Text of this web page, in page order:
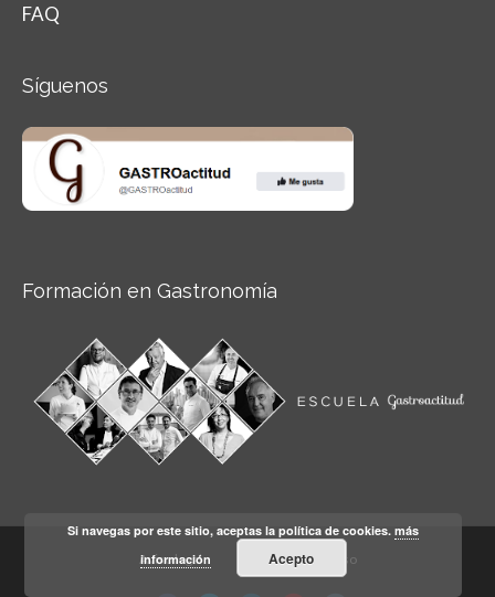
FAQ
Síguenos
Formación en Gastronomía
Aviso legal Condiciones de Uso
Si navegas por este sitio, aceptas la política de cookies.más
información
Acepto